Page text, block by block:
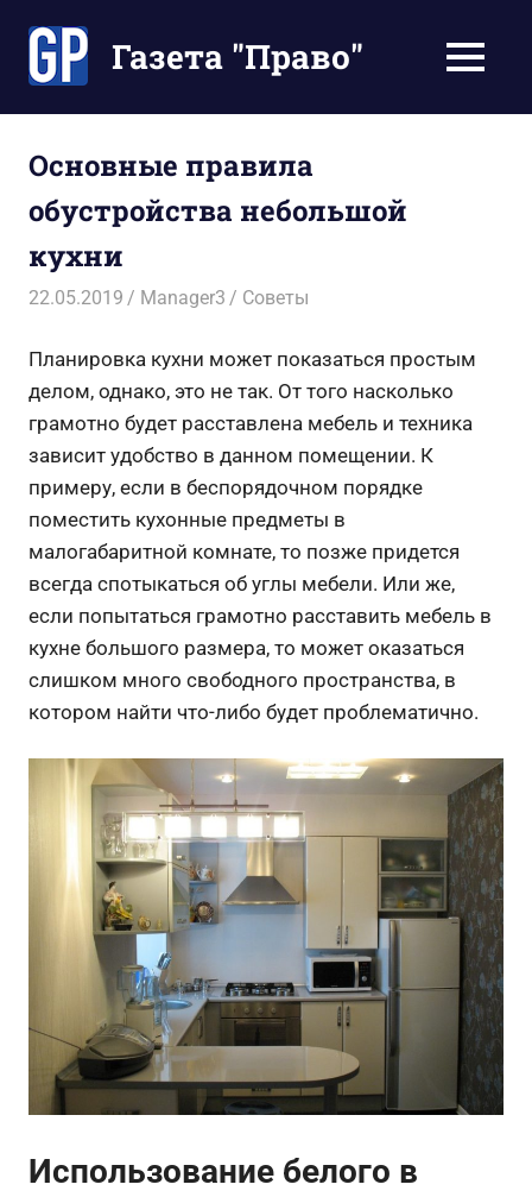
содержимомуГазета "Право"
экономят
Ваше
время
МЕНЮ
Основные правила
обустройства небольшой
кухни
22.05.2019 Manager3 Советы
Планировка кухни может показаться простым
делом, однако, это не так. От того насколько
грамотно будет расставлена мебель и техника
зависит удобство в данном помещении. К
примеру, если в беспорядочном порядке
поместить кухонные предметы в
малогабаритной комнате, то позже придется
всегда спотыкаться об углы мебели. Или же,
если попытаться грамотно расставить мебель в
кухне большого размера, то может оказаться
слишком много свободного пространства, в
котором найти что-либо будет проблематично.
Использование белого в